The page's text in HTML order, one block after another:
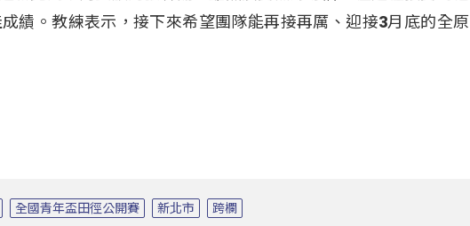
績。教練表示，接下來希望團隊能再接再厲、迎接3月底的全原
全國青年盃田徑公開賽 新北市 跨欄